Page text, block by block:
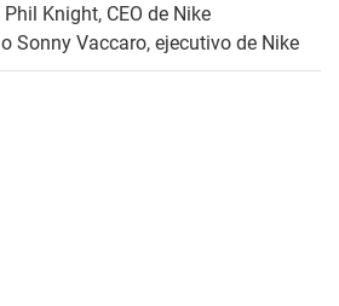
Knight, CEO de Nike
Sonny Vaccaro, ejecutivo de Nike